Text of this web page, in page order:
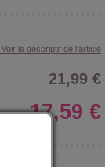
Voir le descriptif de l'article
21,99 €
17,59 €